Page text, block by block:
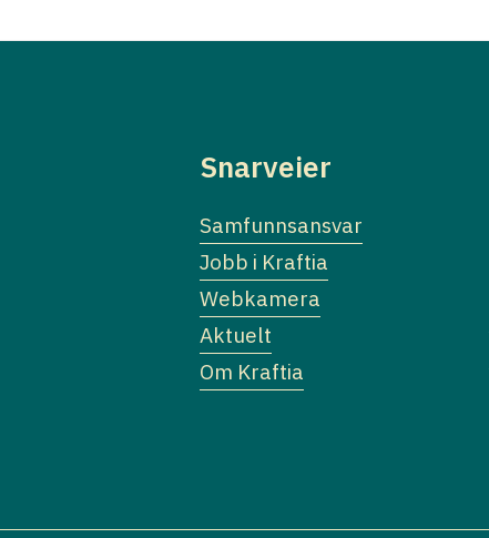
Snarveier
Samfunnsansvar
Jobb i Kraftia
Webkamera
Aktuelt
Om Kraftia